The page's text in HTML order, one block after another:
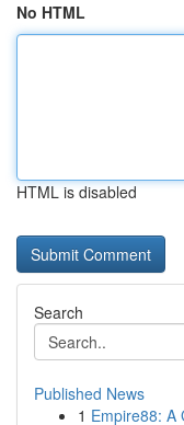
No HTML
HTML is disabled
Search
Published News
1 Empire88: A